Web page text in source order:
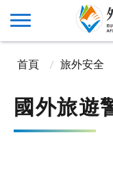
首頁 旅外安全
國外旅遊